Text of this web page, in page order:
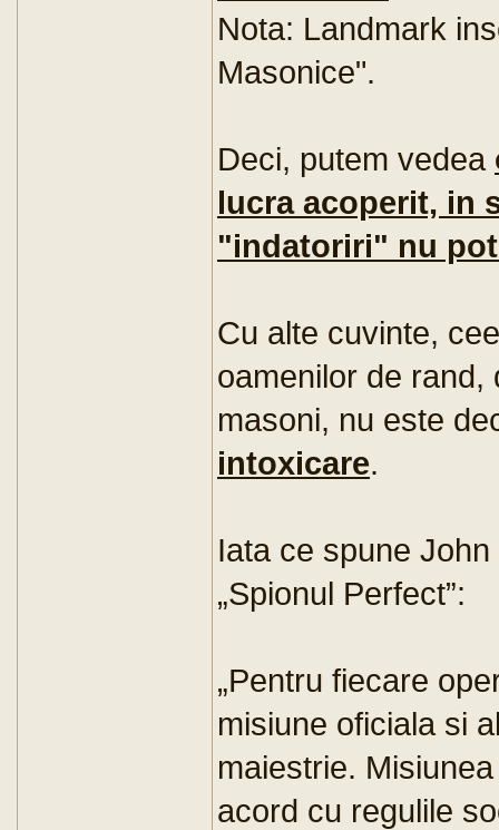
Nota: Landmark
Masonice".
Deci, putem vedea
lucra acoperit, in
"indatoriri" nu
Cu alte cuvinte,
oamenilor de
masoni, nu este
intoxicare.
Iata ce spune
„Spionul Perfect”:
„Pentru fiecare
misiune oficiala si
maiestrie.
acord cu regulile